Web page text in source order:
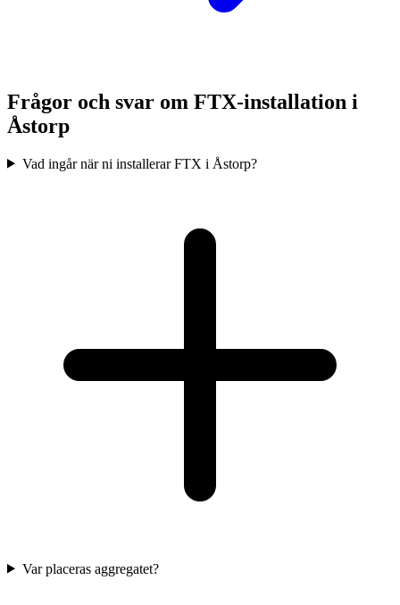
Frågor och svar om FTX-installation i
Åstorp
Vad ingår när ni installerar FTX i Åstorp?
Var placeras aggregatet?